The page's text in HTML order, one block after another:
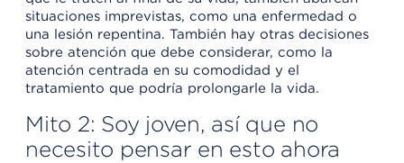
situaciones imprevistas, como una enfermedad o
una lesión repentina. También hay otras decisiones
sobre atención que debe considerar, como la
atención centrada en su comodidad y el
tratamiento que podría prolongarle la vida.
Mito 2: Soy joven, así que no
necesito pensar en esto ahora